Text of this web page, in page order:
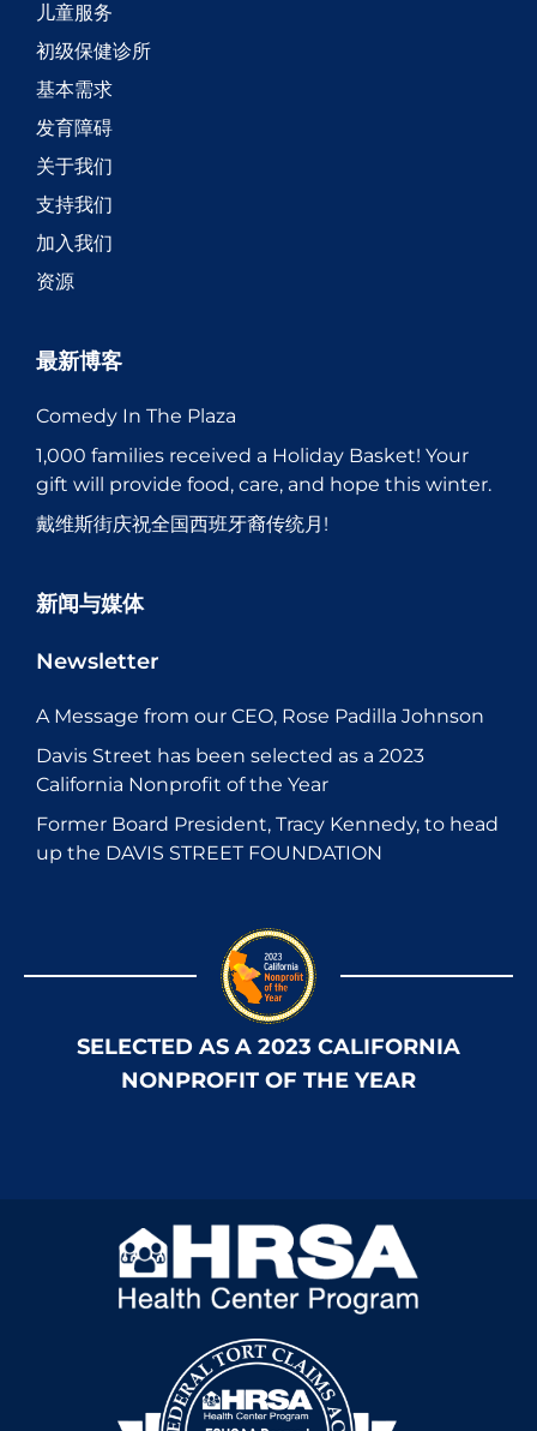
儿童服务
初级保健诊所
基本需求
发育障碍
关于我们
支持我们
加入我们
资源
最新博客
Comedy In The Plaza
1,000 families received a Holiday Basket! Your
gift will provide food, care, and hope this winter.
戴维斯街庆祝全国西班牙裔传统月!
新闻与媒体
Newsletter
A Message from our CEO, Rose Padilla Johnson
Davis Street has been selected as a 2023
California Nonprofit of the Year
Former Board President, Tracy Kennedy, to head
up the DAVIS STREET FOUNDATION
SELECTED AS A 2023 CALIFORNIA
NONPROFIT OF THE YEAR